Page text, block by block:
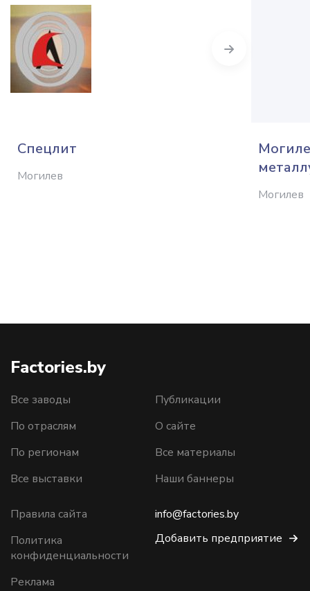
Спецлит
Могилев
Могилев
Factories.by
Все заводы
По отраслям
По регионам
Все выставки
Публикации
О сайте
Все материалы
Наши баннеры
Правила сайта
Политика
конфиденциальности
Реклама
info@factories.by
Добавить предприятие